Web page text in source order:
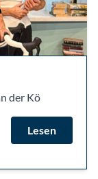
der Kö
Lesen